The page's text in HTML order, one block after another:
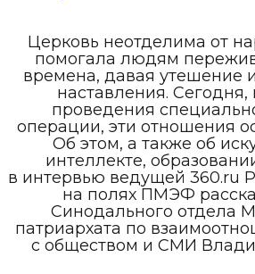
Церковь неотделима от
помогала людям
времена, давая утешение
наставления. Сегодня,
проведения
операции, эти отношения
Об этом, а также об
интеллекте,
в интервью ведущей 360.ru
на полях ПМЭФ
Синодального отдела
патриархата по
с обществом и СМИ